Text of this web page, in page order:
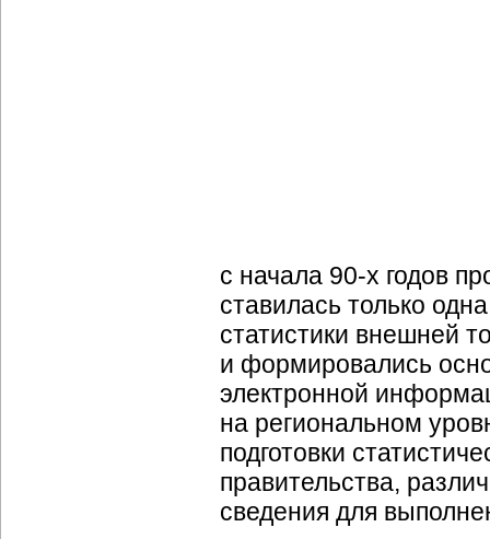
с начала 90-х годов
ставилась только
статистики внешней
и формировались
электронной
на региональном
подготовки
правительства,
сведения для